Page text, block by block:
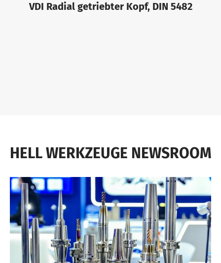
VDI Radial getriebter Kopf, DIN 5482
HELL WERKZEUGE NEWSROOM